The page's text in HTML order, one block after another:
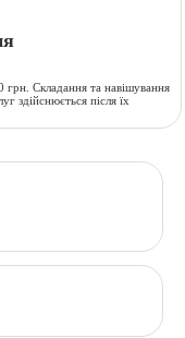
грн. Складання та навішування
здійснюється після їх